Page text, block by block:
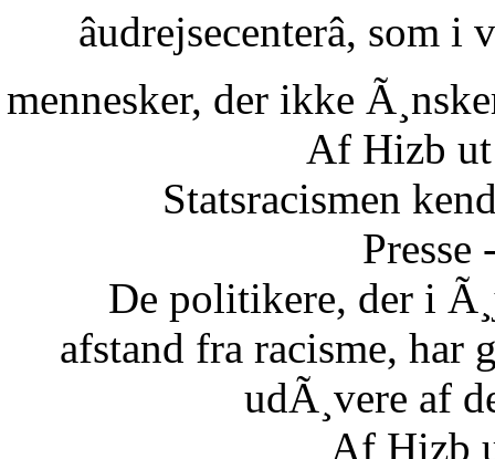
âudrejsecenterâ,
mennesker, der ikke
Af Hizb
Statsracismen
De politikere, der i
afstand fra racisme, har
udÃ¸vere af
Af Hizb